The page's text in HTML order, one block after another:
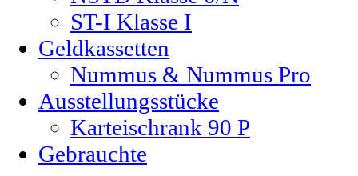
ST-I Klasse I
Geldkassetten
Nummus & Nummus Pro
Ausstellungsstücke
Karteischrank 90 P
Gebrauchte